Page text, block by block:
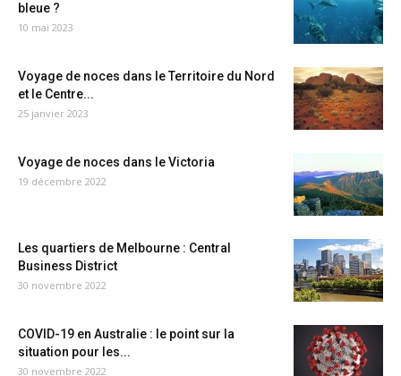
bleue ?
10 mai 2023
Voyage de noces dans le Territoire du Nord
et le Centre...
25 janvier 2023
Voyage de noces dans le Victoria
19 décembre 2022
Les quartiers de Melbourne : Central
Business District
30 novembre 2022
COVID-19 en Australie : le point sur la
situation pour les...
30 novembre 2022